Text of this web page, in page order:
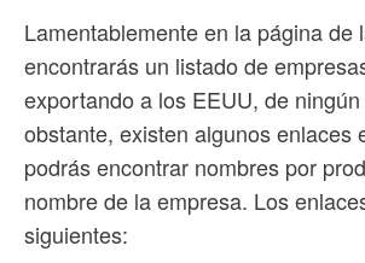
Lamentablemente en la página de
encontrarás un listado de
exportando a los EEUU, de
obstante, existen algunos enlaces
podrás encontrar nombres por
nombre de la empresa. Los
siguientes: